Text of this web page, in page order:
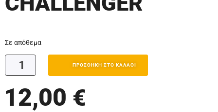
Σε απόθεμα
ΠΡΟΣΘΉΚΗ ΣΤΟ ΚΑΛΆΘΙ
12,00 €